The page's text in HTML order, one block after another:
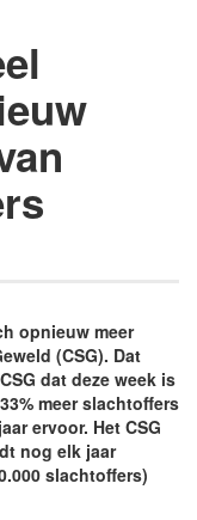
opnieuw meer
(CSG). Dat
dat deze week is
meer slachtoffers
ervoor. Het CSG
nog elk jaar
slachtoffers)